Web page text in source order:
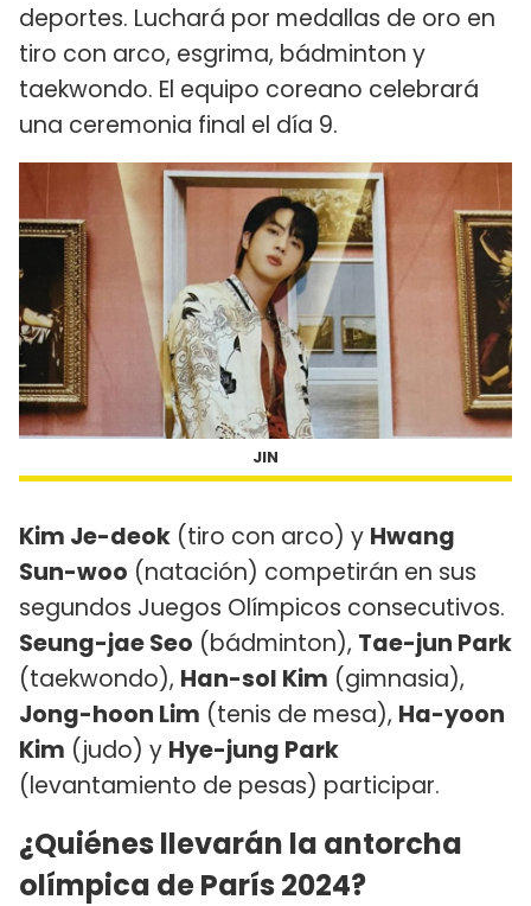
deportes. Luchará por medallas de oro en
tiro con arco, esgrima, bádminton y
taekwondo. El equipo coreano celebrará
una ceremonia final el día 9.
JIN
Kim Je-deok (tiro con arco) y Hwang
Sun-woo (natación) competirán en sus
segundos Juegos Olímpicos consecutivos.
Seung-jae Seo (bádminton), Tae-jun Park
(taekwondo), Han-sol Kim (gimnasia),
Jong-hoon Lim (tenis de mesa), Ha-yoon
Kim (judo) y Hye-jung Park
(levantamiento de pesas) participar.
¿Quiénes llevarán la antorcha
olímpica de París 2024?